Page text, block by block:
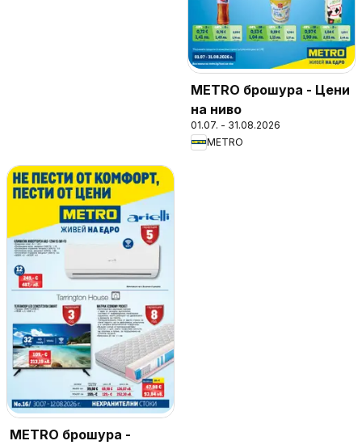
METRO брошура - Цени
на ниво
01.07. - 31.08.2026
METRO
METRO брошура -